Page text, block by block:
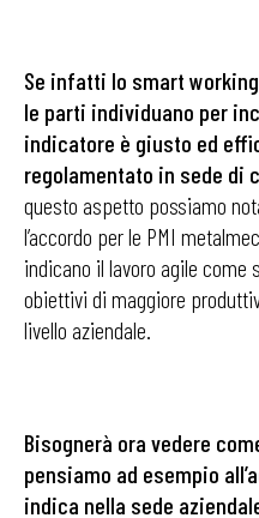
Se infatti lo smart
le parti individuano per
indicatore è giusto ed
regolamentato in sede di
questo aspetto possiamo
l’accordo per le PMI
indicano il lavoro agile come
obiettivi di maggiore
livello aziendale.
Bisognerà ora vedere
pensiamo ad esempio
indica nella sede